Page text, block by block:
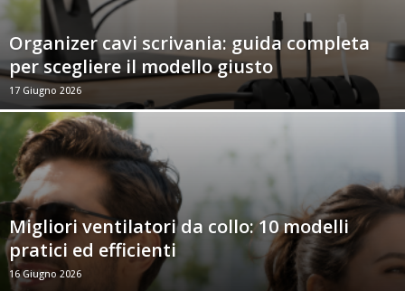
Organizer cavi scrivania: guida completa
per scegliere il modello giusto
17 Giugno 2026
Migliori ventilatori da collo: 10 modelli
pratici ed efficienti
16 Giugno 2026